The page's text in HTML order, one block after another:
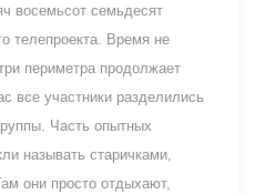
восемьсот семьдесят
телепроекта. Время не
периметра продолжает
все участники разделились
Часть опытных
называть старичками,
они просто отдыхают,